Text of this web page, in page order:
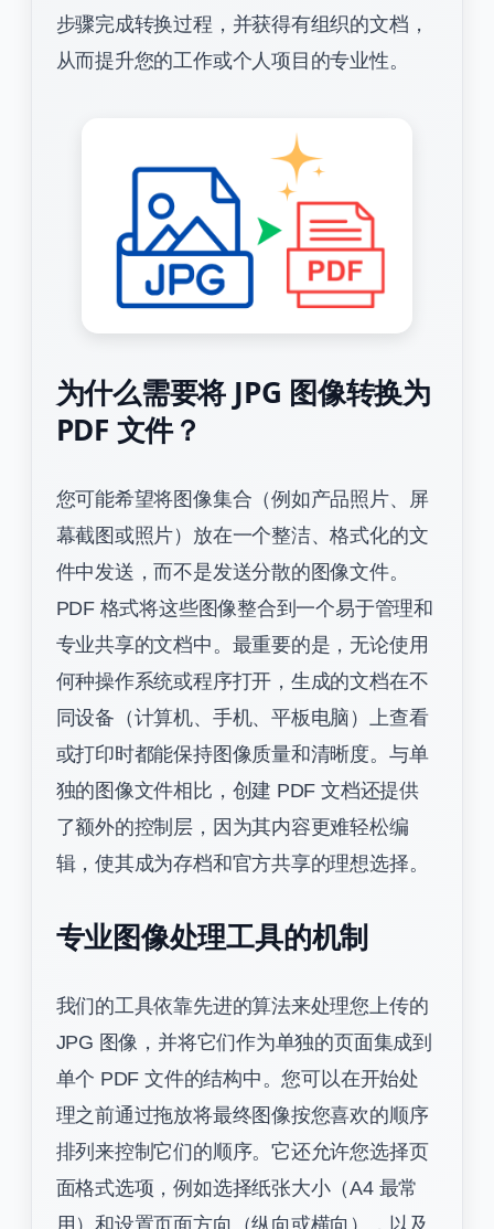
步骤完成转换过程，并获得有组织的文档，
从而提升您的工作或个人项目的专业性。
为什么需要将 JPG 图像转换为
PDF 文件？
您可能希望将图像集合（例如产品照片、屏
幕截图或照片）放在一个整洁、格式化的文
件中发送，而不是发送分散的图像文件。
PDF 格式将这些图像整合到一个易于管理和
专业共享的文档中。最重要的是，无论使用
何种操作系统或程序打开，生成的文档在不
同设备（计算机、手机、平板电脑）上查看
或打印时都能保持图像质量和清晰度。与单
独的图像文件相比，创建 PDF 文档还提供
了额外的控制层，因为其内容更难轻松编
辑，使其成为存档和官方共享的理想选择。
专业图像处理工具的机制
我们的工具依靠先进的算法来处理您上传的
JPG 图像，并将它们作为单独的页面集成到
单个 PDF 文件的结构中。您可以在开始处
理之前通过拖放将最终图像按您喜欢的顺序
排列来控制它们的顺序。它还允许您选择页
面格式选项，例如选择纸张大小（A4 最常
用）和设置页面方向（纵向或横向），以及